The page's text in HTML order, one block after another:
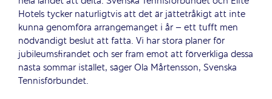
Hotels tycker naturligtvis att det är jättetråkigt att inte
kunna genomföra arrangemanget i år – ett tufft men
nödvändigt beslut att fatta. Vi har stora planer för
jubileumsfirandet och ser fram emot att förverkliga dessa
nästa sommar istället, säger Ola Mårtensson, Svenska
Tennisförbundet.